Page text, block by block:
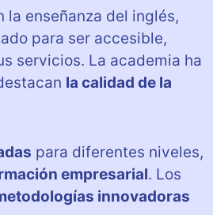
la enseñanza del inglés,
para ser accesible,
servicios. La academia ha
la calidad de la
para diferentes niveles,
empresarial. Los
innovadoras